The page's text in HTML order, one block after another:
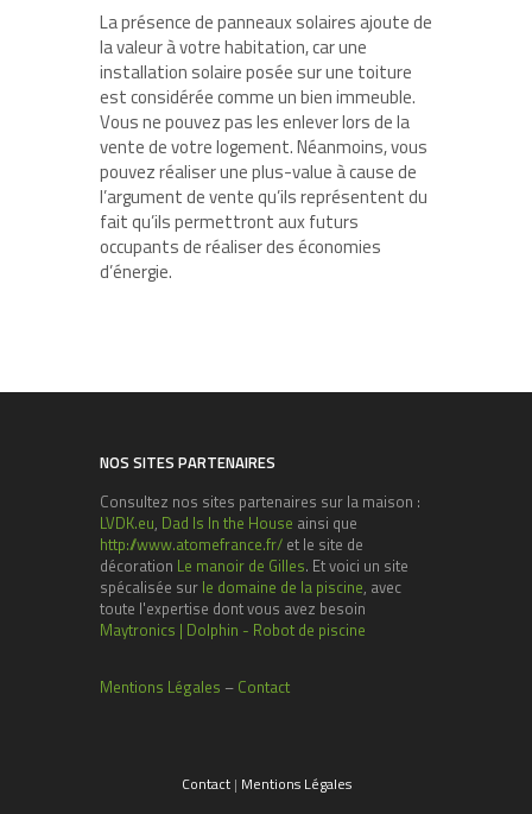
La présence de panneaux solaires ajoute de
la valeur à votre habitation, car une
installation solaire posée sur une toiture
est considérée comme un bien immeuble.
Vous ne pouvez pas les enlever lors de la
vente de votre logement. Néanmoins, vous
pouvez réaliser une plus-value à cause de
l’argument de vente qu’ils représentent du
fait qu’ils permettront aux futurs
occupants de réaliser des économies
d’énergie.
NOS SITES PARTENAIRES
Consultez nos sites partenaires sur la maison :
LVDK.eu, Dad Is In the House ainsi que
http://www.atomefrance.fr/ et le site de
décoration Le manoir de Gilles. Et voici un site
spécalisée sur le domaine de la piscine, avec
toute l'expertise dont vous avez besoin
Maytronics | Dolphin - Robot de piscine
Mentions Légales – Contact
Contact| Mentions Légales